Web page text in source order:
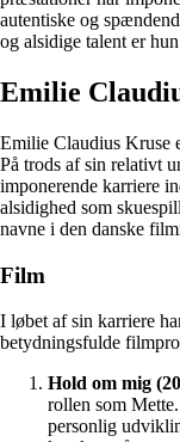
autentiske og
og alsidige talent er
Emilie
Emilie Claudius Kruse
På trods af sin relativt
imponerende karriere
alsidighed som
navne i den danske
Film
I løbet af sin karriere
betydningsfulde
Hold om mig
rollen som
personlig